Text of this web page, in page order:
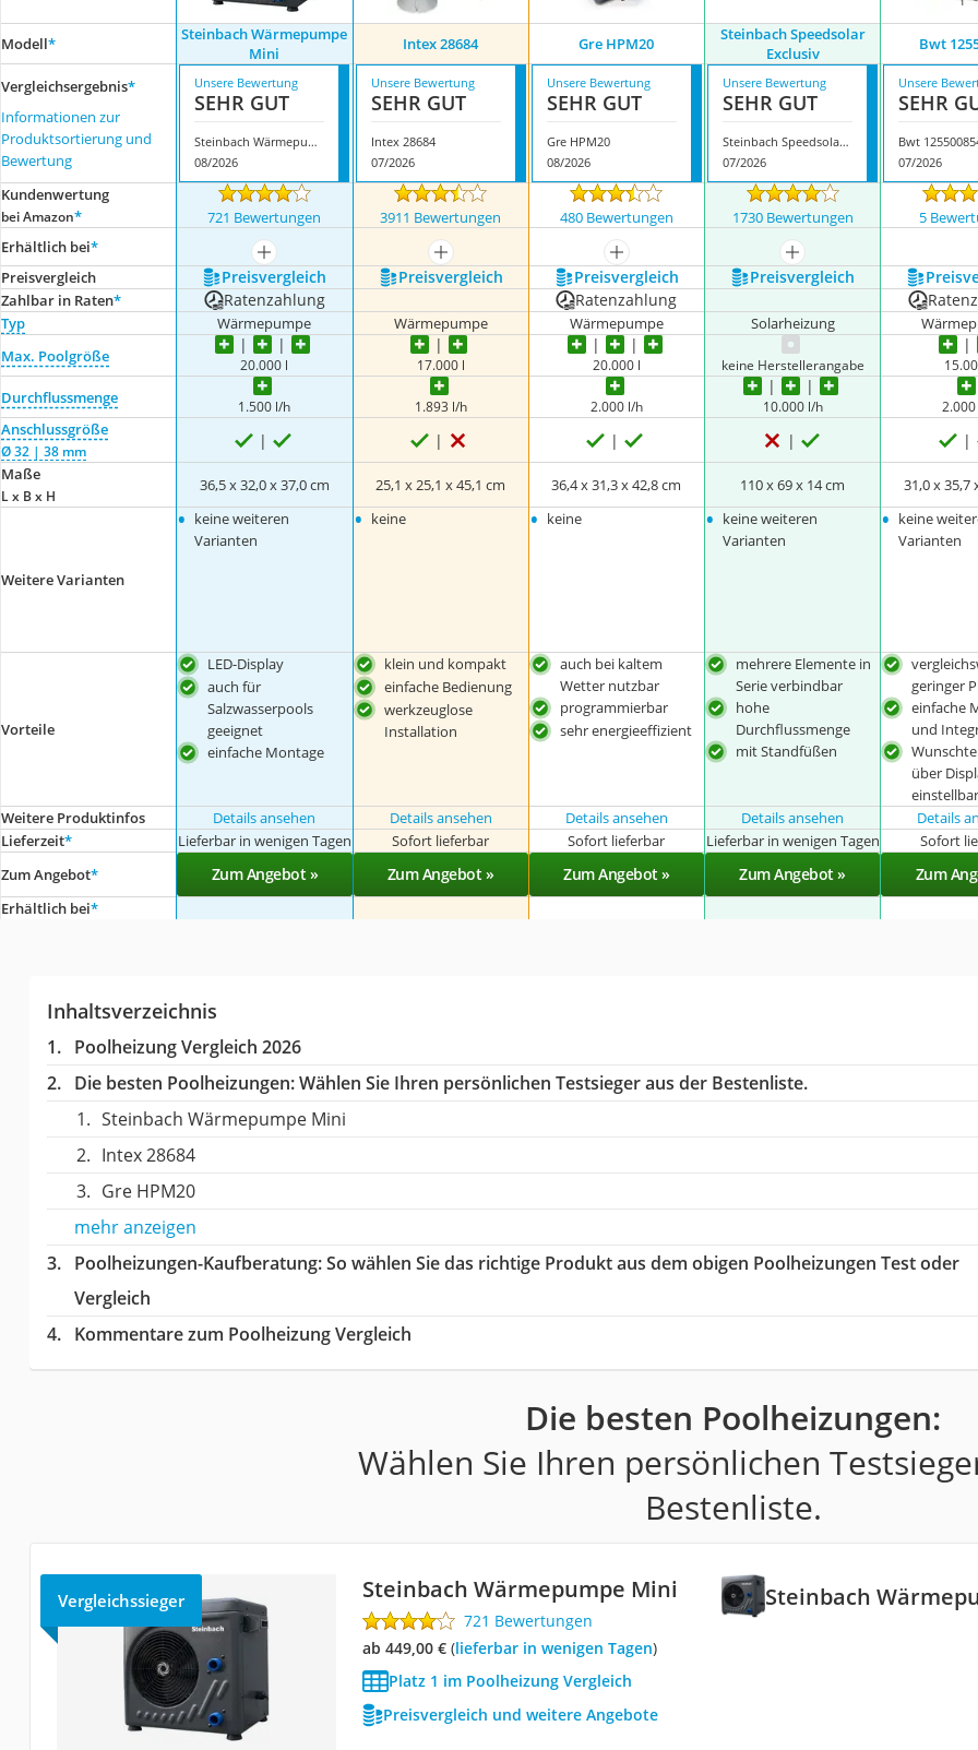
Modell*
Steinbach Wärmepumpe
Mini
Intex 28684 Gre HPM20
Steinbach Speedsolar
Exclusiv
Bwt
Vergleichsergebnis*
Informationen zur
Produktsortierung und
Bewertung
Unsere Bewertung
SEHR GUT
Steinbach Wärmepumpe Mini
08/2026
Unsere Bewertung
SEHR GUT
Intex 28684
07/2026
Unsere Bewertung
SEHR GUT
Gre HPM20
08/2026
Unsere Bewertung
SEHR GUT
Steinbach Speedsolar Exclusiv
07/2026
Unsere
SEHR
Bwt
07/2026
Kundenwertung
bei Amazon* 721 Bewertungen 3911 Bewertungen 480 Bewertungen 1730 Bewertungen 5
Erhältlich bei*
mehr anzeigen mehr anzeigen mehr anzeigen mehr anzeigen
Preis­vergleich
Preis­vergleich Preis­vergleich Preis­vergleich Preis­vergleich
Zahlbar in Raten* Ratenzahlung Ratenzahlung
Typ Wärmepumpe Wärmepumpe Wärmepumpe Solarheizung
Max. Poolgröße
20.000 l 17.000 l 20.000 l keine Herstellerangabe
Durchflussmenge 1.500 l/h 1.893 l/h 2.000 l/h 10.000 l/h
Anschlussgröße
Ø 32 | 38 mm
Maße
L x B x H
‎36,5 x 32,0 x 37,0 cm 25,1 x 25,1 x 45,1 cm 36,4 x 31,3 x 42,8 cm 110 x 69 x 14 cm 31,0 x 35,7
Weitere Varianten
• keine weiteren
Varianten
• keine • keine • keine weiteren
Varianten
• keine
Varianten
Vorteile
LED-Display
auch für
Salzwasserpools
geeignet
einfache Montage
klein und kompakt
einfache Bedienung
werkzeuglose
Installation
auch bei kaltem
Wetter nutzbar
programmierbar
sehr energieeffizient
mehrere Elemente in
Serie verbindbar
hohe
Durchflussmenge
mit Standfüßen
geringer
einfache
und
über
einstellbar
Weitere Produktinfos Details ansehen Details ansehen Details ansehen Details ansehen Details
Lieferzeit* Lieferbar in wenigen Tagen Sofort lieferbar Sofort lieferbar Lieferbar in wenigen Tagen Sofort
Zum Angebot* Zum Angebot » Zum Angebot » Zum Angebot » Zum Angebot » Zum
Erhältlich bei*
Inhaltsverzeichnis
Poolheizung Vergleich 2026
Die besten Poolheizungen:Wählen Sie Ihren persönlichen Testsieger aus der Bestenliste.
Steinbach Wärmepumpe Mini
Intex 28684
Gre HPM20
mehr anzeigen
Poolheizungen-Kaufberatung: So wählen Sie das richtige Produkt aus dem obigen Poolheizungen Test oder
Vergleich
Kommentare zum Poolheizung Vergleich
Die besten Poolheizungen:
Wählen Sie Ihren persönlichen
Bestenliste.
Steinbach
Vergleichssieger Steinbach Wärmepumpe Mini
721 Bewertungen
ab 449,00 €( Lieferbar in wenigen Tagen)
Platz 1 im Poolheizung Vergleich
Preisvergleich und weitere Angebote